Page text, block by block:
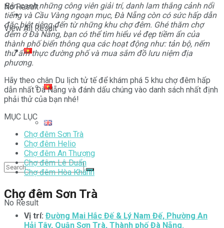
No Result
View All Result
Góc bán tour
No Result
Bên cạnh những công viên giải trí, danh lam thắng cảnh nổi
tiếng và Cầu Vàng ngoạn mục, Đà Nẵng còn có sức hấp dẫn
đặc biệt riêng đến từ những khu chợ đêm. Ghé thăm chợ
đêm ở Đà Nẵng, bạn có thể tìm hiểu vẻ đẹp tiềm ẩn của
thành phố biển thông qua các hoạt động như: tản bộ, nếm
thử ẩm thực đường phố và mua sắm đồ lưu niệm địa
phương.
Hãy theo chân Du lịch tử tế để khám phá 5 khu chợ đêm hấp
dẫn nhất Đà Nẵng và đánh dấu chúng vào danh sách nhất định
phải thử của bạn nhé!
MỤC LỤC
Chợ đêm Sơn Trà
Chợ đêm Helio
Chợ đêm An Thượng
Chợ đêm Lê Duẩn
Chợ đêm Hòa Khánh
Chợ đêm Sơn Trà
Vị trí: Đường Mai Hắc Đế & Lý Nam Đế, Phường An
Hải Tây, Quận Sơn Trà, Thành phố Đà Nẵng.